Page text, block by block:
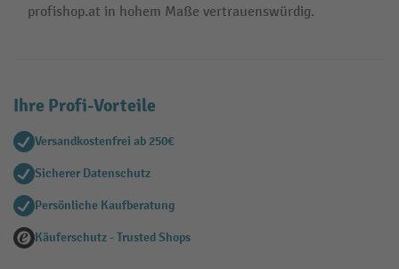
profishop.at in hohem Maße vertrauenswürdig.
Ihre Profi-Vorteile
Versandkostenfrei ab 250€
Sicherer Datenschutz
Persönliche Kaufberatung
Käuferschutz - Trusted Shops